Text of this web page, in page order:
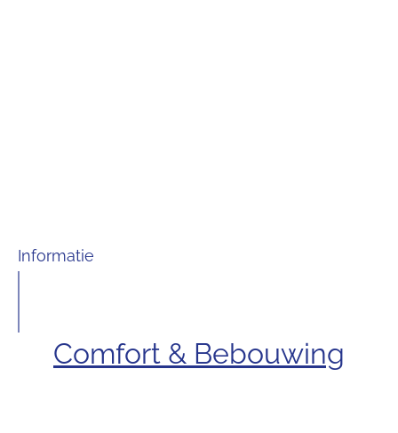
Informatie
Comfort & Bebouwing